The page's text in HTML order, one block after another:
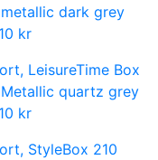
dark grey
kr
LeisureTime Box
quartz grey
kr
StyleBox 210